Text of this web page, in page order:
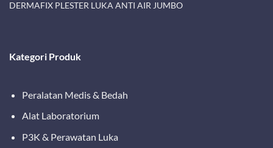
DERMAFIX PLESTER LUKA ANTI AIR JUMBO
Kategori Produk
Peralatan Medis & Bedah
Alat Laboratorium
P3K & Perawatan Luka